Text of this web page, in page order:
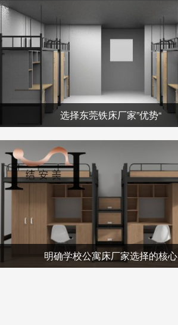
选择东莞铁床厂家”优势“
明确学校公寓床厂家选择的核心